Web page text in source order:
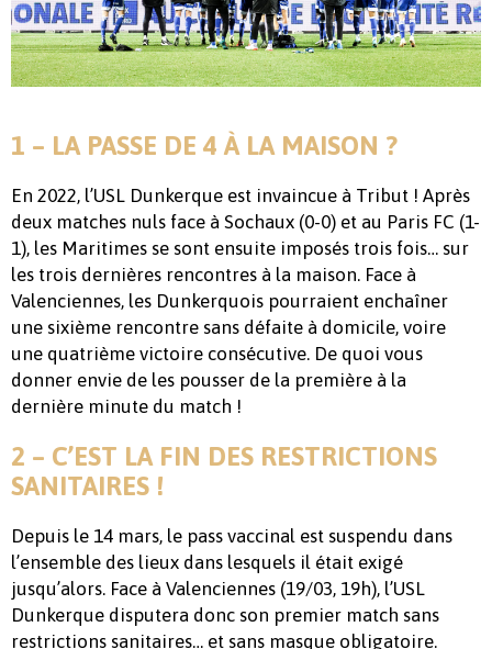
1 – LA PASSE DE 4 À LA MAISON ?
En 2022, l’USL Dunkerque est invaincue à Tribut ! Après
deux matches nuls face à Sochaux (0-0) et au Paris FC (1-
1), les Maritimes se sont ensuite imposés trois fois… sur
les trois dernières rencontres à la maison. Face à
Valenciennes, les Dunkerquois pourraient enchaîner
une sixième rencontre sans défaite à domicile, voire
une quatrième victoire consécutive. De quoi vous
donner envie de les pousser de la première à la
dernière minute du match !
2 – C’EST LA FIN DES RESTRICTIONS
SANITAIRES !
Depuis le 14 mars, le pass vaccinal est suspendu dans
l’ensemble des lieux dans lesquels il était exigé
jusqu’alors. Face à Valenciennes (19/03, 19h), l’USL
Dunkerque disputera donc son premier match sans
restrictions sanitaires… et sans masque obligatoire.